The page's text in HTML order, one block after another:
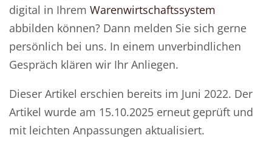
digital in Ihrem Warenwirtschaftssystem
abbilden können? Dann melden Sie sich gerne
persönlich bei uns. In einem unverbindlichen
Gespräch klären wir Ihr Anliegen.
Dieser Artikel erschien bereits im Juni 2022. Der
Artikel wurde am 15.10.2025 erneut geprüft und
mit leichten Anpassungen aktualisiert.